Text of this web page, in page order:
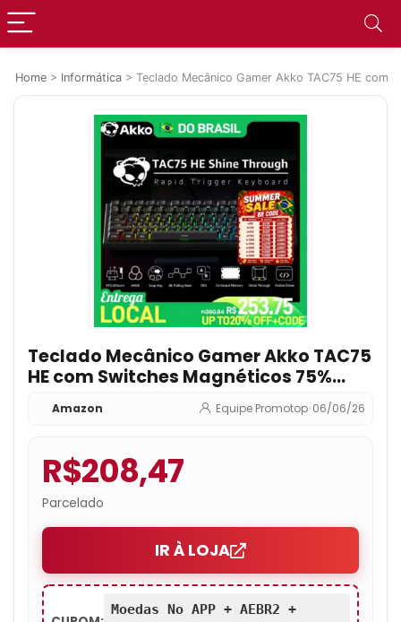
Home > Informática > Teclado Mecânico Gamer Akko TAC75 HE com
Teclado Mecânico Gamer Akko TAC75
HE com Switches Magnéticos 75%
com Fio 8K RT0.005mm RGB
Amazon Equipe Promotop•06/06/26
R$208,47
Parcelado
IR À LOJA
Moedas No APP + AEBR2 +